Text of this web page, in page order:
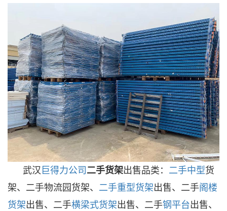
武汉 巨得力公司 二手货架出售品类： 二手中型货
架、二手物流园货架、 二手重型货架出售、二手阁楼
货架出售、二手横梁式货架出售、二手钢平台出售、